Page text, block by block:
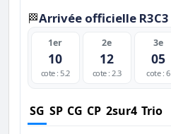
🏁Arrivée officielle R3C3
1er
10
cote : 5.2
2e
12
cote : 2.3
3e
05
cote : 6
SG SP CG CP 2sur4 Trio